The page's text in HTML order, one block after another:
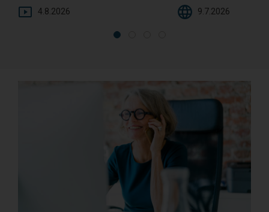
oppfølging til fordel for deg
4.8.2026
gjeldsgrad i
9.7.2026